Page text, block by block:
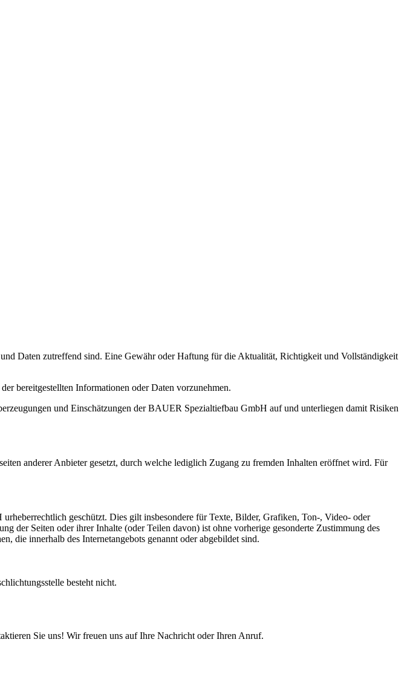
Daten zutreffend sind. Eine Gewähr oder Haftung für die Aktualität, Richtigkeit und Vollständigkeit
bereitgestellten Informationen oder Daten vorzunehmen.
und Einschätzungen der BAUER Spezialtiefbau GmbH auf und unterliegen damit Risiken
anderer Anbieter gesetzt, durch welche lediglich Zugang zu fremden Inhalten eröffnet wird. Für
geschützt. Dies gilt insbesondere für Texte, Bilder, Grafiken, Ton-, Video- oder
der Seiten oder ihrer Inhalte (oder Teilen davon) ist ohne vorherige gesonderte Zustimmung des
die innerhalb des Internetangebots genannt oder abgebildet sind.
besteht nicht.
Sie uns! Wir freuen uns auf Ihre Nachricht oder Ihren Anruf.